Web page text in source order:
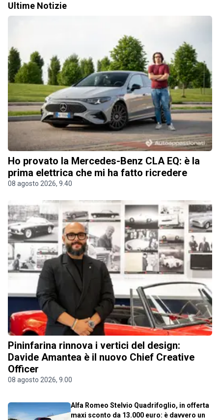
Ultime Notizie
Ho provato la Mercedes-Benz CLA EQ: è la
prima elettrica che mi ha fatto ricredere
08 agosto 2026, 9.40
Pininfarina rinnova i vertici del design:
Davide Amantea è il nuovo Chief Creative
Officer
08 agosto 2026, 9.00
Alfa Romeo Stelvio Quadrifoglio, in offerta
maxi sconto da 13.000 euro: è davvero un